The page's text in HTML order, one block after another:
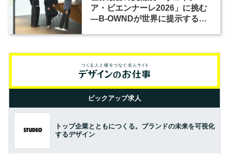
ア・ビエンナーレ2026」に挑む
―B-OWNDが世界に提示する美
ピックアップ求人
トップ企業とともにつくる。ブランドの未来を可視化
するデザイン